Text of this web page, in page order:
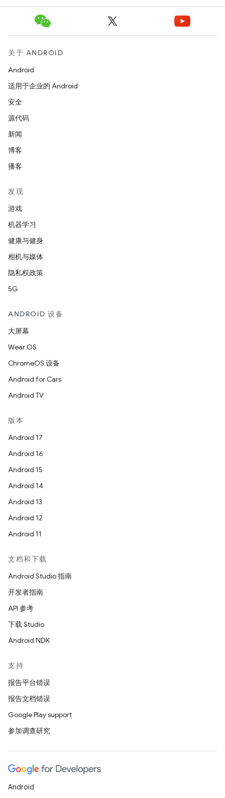
关于 ANDROID
Android
适用于企业的 Android
安全
源代码
新闻
博客
播客
发现
游戏
机器学习
健康与健身
相机与媒体
隐私权政策
5G
ANDROID 设备
大屏幕
Wear OS
ChromeOS 设备
Android for Cars
Android TV
版本
Android 17
Android 16
Android 15
Android 14
Android 13
Android 12
Android 11
文档和下载
Android Studio 指南
开发者指南
API 参考
下载 Studio
Android NDK
支持
报告平台错误
报告文档错误
Google Play support
参加调查研究
Android